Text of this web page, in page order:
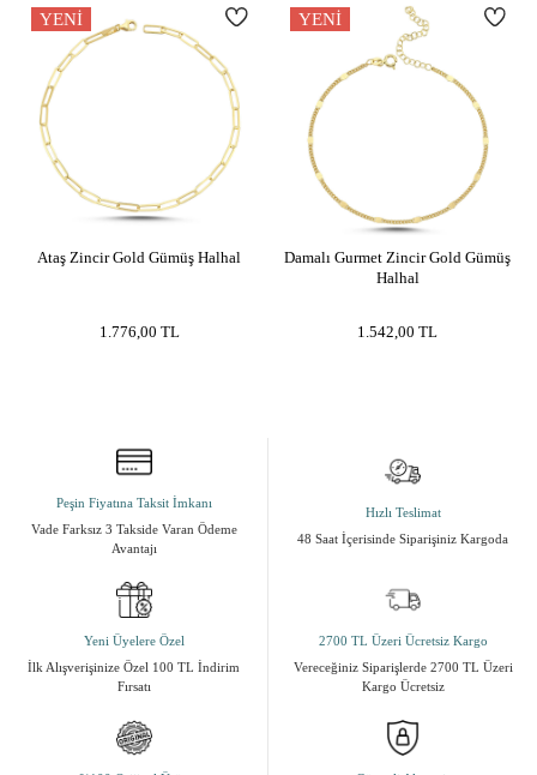
YENI
Ataş Zincir Gold Gümüş Halhal
1.776,00 TL
YENI
Damalı Gurmet Zincir Gold Gümüş
Halhal
1.542,00 TL
Peşin Fiyatına Taksit İmkanı
Vade Farksız 3 Takside Varan Ödeme
Avantajı
Hızlı Teslimat
48 Saat İçerisinde Siparişiniz Kargoda
Yeni Üyelere Özel
İlk Alışverişinize Özel 100 TL İndirim
Fırsatı
2700 TL Üzeri Ücretsiz Kargo
Vereceğiniz Siparişlerde 2700 TL Üzeri
Kargo Ücretsiz